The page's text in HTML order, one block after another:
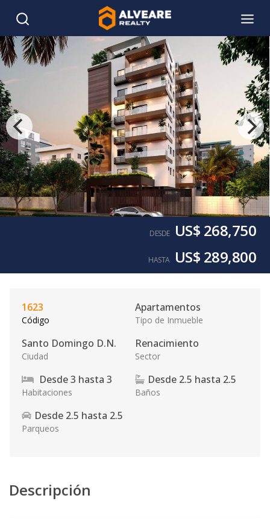
DESDE US$ 268,750
HASTA US$ 289,800
1623
Código
Apartamentos
Tipo de Inmueble
Santo Domingo D.N.
Ciudad
Renacimiento
Sector
Desde3 hasta 3
Habitaciones
Desde 2.5 hasta 2.5
Baños
Desde 2.5 hasta 2.5
Parqueos
Descripción